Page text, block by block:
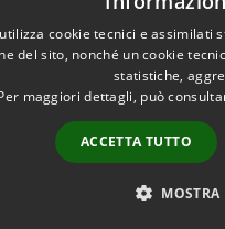
cookie tecnici e
del sito, nonché un cookie
statistiche,
maggiori dettagli, può
ACCETTA TUTTO
MOSTRA